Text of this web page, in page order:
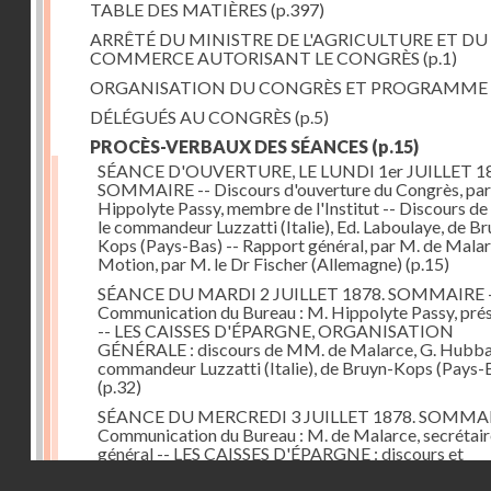
TABLE DES MATIÈRES (p.397)
ARRÊTÉ DU MINISTRE DE L'AGRICULTURE ET DU
COMMERCE AUTORISANT LE CONGRÈS (p.1)
ORGANISATION DU CONGRÈS ET PROGRAMME
DÉLÉGUÉS AU CONGRÈS (p.5)
PROCÈS-VERBAUX DES SÉANCES (p.15)
SÉANCE D'OUVERTURE, LE LUNDI 1er JUILLET
SOMMAIRE -- Discours d'ouverture du Congrès,
Hippolyte Passy, membre de l'Institut -- Discours
le commandeur Luzzatti (Italie), Ed. Laboulaye, de
Kops (Pays-Bas) -- Rapport général, par M. de
Motion, par M. le Dr Fischer (Allemagne) (p.15)
SÉANCE DU MARDI 2 JUILLET 1878. SOMMAIRE
Communication du Bureau : M. Hippolyte Passy,
-- LES CAISSES D'ÉPARGNE, ORGANISATION
GÉNÉRALE : discours de MM. de Malarce, G.
commandeur Luzzatti (Italie), de Bruyn-Kops (Pays-
(p.32)
SÉANCE DU MERCREDI 3 JUILLET 1878.
Communication du Bureau : M. de Malarce,
général -- LES CAISSES D'ÉPARGNE : discours et